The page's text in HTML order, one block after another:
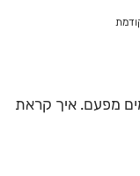
מפעם. איך קראת